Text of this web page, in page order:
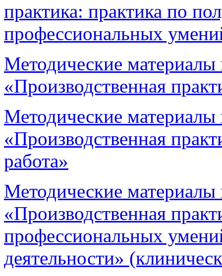
практика: практика по
профессиональных
Методические материалы
«Производственная
Методические материалы
«Производственная
работа»
Методические материалы
«Производственная
профессиональных
деятельности»